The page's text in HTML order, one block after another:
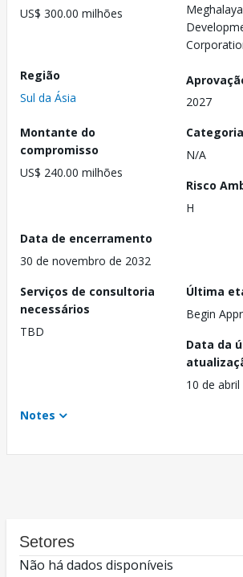
US$ 300.00 milhões
Região
Sul da Ásia
2027
Montante do
compromisso
US$ 240.00 milhões
N/A
Risco
H
Data de encerramento
30 de novembro de 2032
Serviços de consultoria
necessários
TBD
Última
Begin
Data da
10 de
Notes
Setores
Não há dados disponíveis